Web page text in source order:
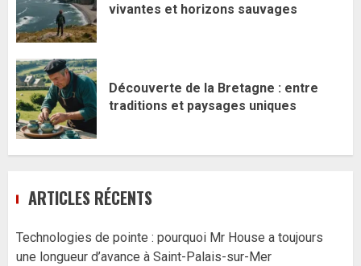
vivantes et horizons sauvages
Découverte de la Bretagne : entre
traditions et paysages uniques
ARTICLES RÉCENTS
Technologies de pointe : pourquoi Mr House a toujours
une longueur d’avance à Saint-Palais-sur-Mer